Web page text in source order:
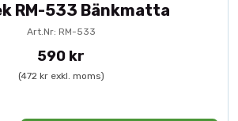
RM-533 Bänkmatta
Art.Nr: RM-533
590 kr
(472 kr exkl. moms)